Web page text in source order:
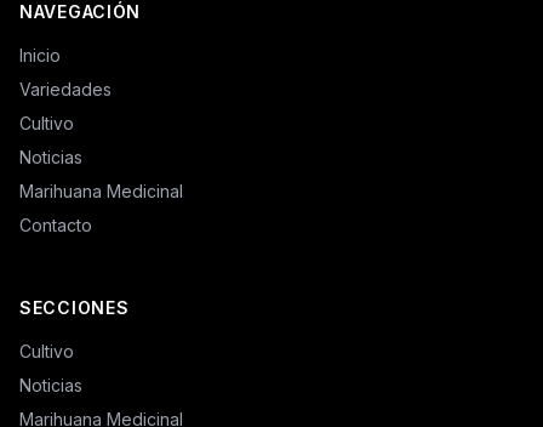
NAVEGACIÓN
Inicio
Variedades
Cultivo
Noticias
Marihuana Medicinal
Contacto
SECCIONES
Cultivo
Noticias
Marihuana Medicinal